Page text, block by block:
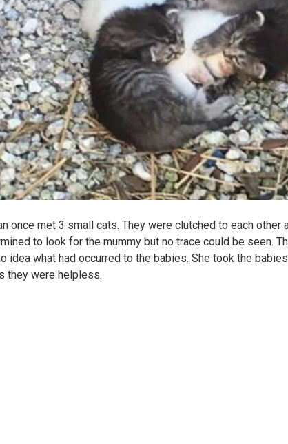
once met 3 small cats. They were clutched to each other
to look for the mummy but no trace could be seen.
idea what had occurred to the babies. She took the
they were helpless.